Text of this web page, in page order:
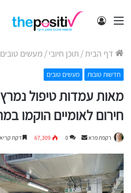
תפריט התחבר
דף הבית/ תוכן חיובי/ מעשים טובים
חדשות טובות מעשים טובים
מאות עמדות טיפול נמרץ
חירום לאומיים הוקמו
רקפת פרא
Send
0
67,309 דקת